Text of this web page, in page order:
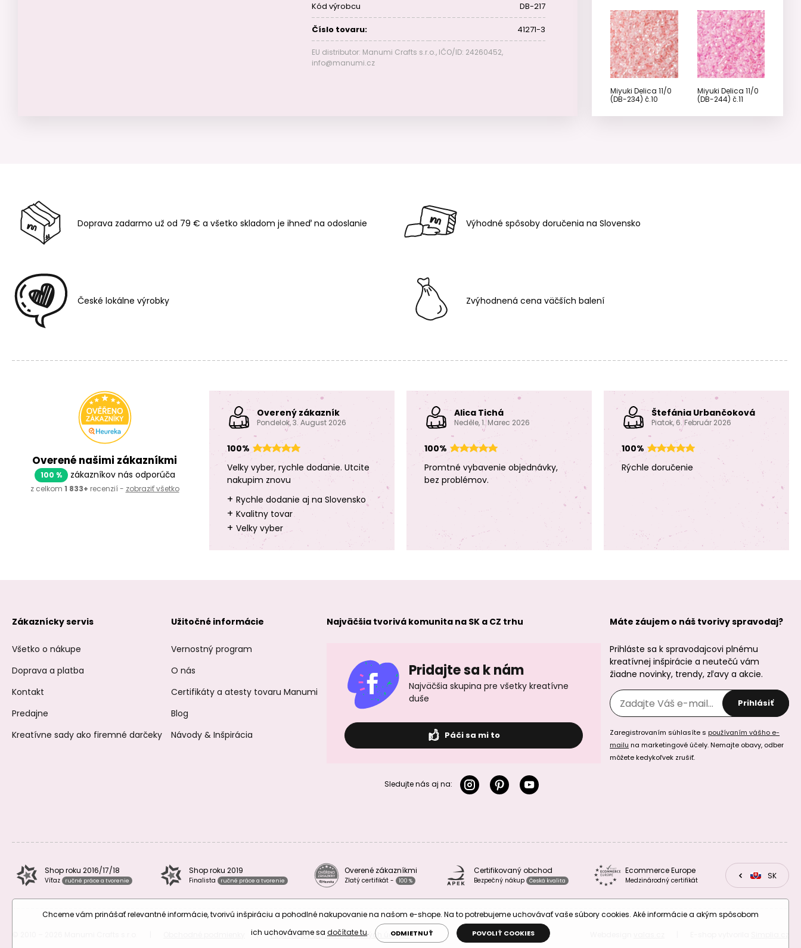
Kód výrobcu DB-217
Číslo tovaru: 41271-3
EU distributor: Manumi Crafts s.r.o., IČO/ID: 24260452,
info@manumi.cz
Miyuki Delica 11/0
(DB-234) č.10
Miyuki Delica 11/0
(DB-244) č.11
Miyuki Delica 11/0
(DB-1173) č.21
Miyuki Delica 11/0
(DB-1066) č.22
Miyuki Delica 11/0
(DB-430) č.23
Miyuki Delica 11/0
(DB-2139-50) č.24
Miyuki Delica 11/0
(DB-241) č.25
Miyuki Delica 11/0
(DB-1137) č.26
Miyuki Delica 11/0
(DB-1052) č.28
Miyuki Delica 11/0
(DB-1847-50) č.30
Miyuki Delica 11/0
(DB-1847F-50) č.31
Doprava zadarmo už od 79 € a všetko skladom je ihneď na odoslanie Výhodné spôsoby doručenia na Slovensko
České lokálne výrobky Zvýhodnená cena väčších balení
Overené našimi zákazníkmi
100 % zákazníkov nás odporúča
z celkom 1 833+ recenzií - zobraziť všetko
Overený zákazník
Pondelok, 3. August 2026
100%
Velky vyber, rychle dodanie. Utcite
nakupim znovu
+ Rychle dodanie aj na Slovensko
+ Kvalitny tovar
+ Velky vyber
Alica Tichá
Neděle, 1. Marec 2026
100%
Promtné vybavenie objednávky,
bez problémov.
Štefánia Urbančoková
Piatok, 6. Február 2026
100%
Rýchle doručenie
Zákaznícky servis
Všetko o nákupe
Doprava a platba
Kontakt
Predajne
Kreatívne sady ako firemné darčeky
Užitočné informácie
Vernostný program
O nás
Certifikáty a atesty tovaru Manumi
Blog
Návody & Inšpirácia
Najväčšia tvorivá komunita na SK a CZ trhu
Pridajte sa k nám
Najväčšia skupina pre všetky kreatívne
duše
Páči sa mi to
Sledujte nás aj na:
Máte záujem o náš tvorivy spravodaj?
Prihláste sa k spravodajcovi plnému
kreatívnej inšpirácie a neutečú vám
žiadne novinky, trendy, zľavy a akcie.
Prihlásiť
Zaregistrovaním súhlasíte s používaním vášho e-
mailu na marketingové účely. Nemajte obavy, odber
môžete kedykoľvek zrušiť.
Shop roku 2016/17/18
Víťaz ručné práce a tvorenie
Shop roku 2019
Finalista ručné práce a tvorenie
Overené zákazníkmi
Zlatý certifikát - 100 %
Certifikovaný obchod
Bezpečný nákup Česká kvalita
Ecommerce Europe
Medzinárodný certifikát CZSK
| Podmienky ochrany osobných údajov
Chceme vám prinášať relevantné informácie, tvorivú inšpiráciu a pohodlné nakupovanie na našom e-shope. Na to potrebujeme uchovávať vaše súbory cookies. Aké informácie a akým spôsobom
ich uchovávame sa dočítate tu. ODMIETNUŤ POVOLIŤ COOKIES